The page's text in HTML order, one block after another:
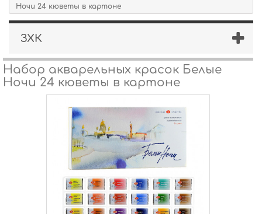
Ночи 24 кюветы в картоне
ЗХК
Набор акварельных красок Белые
Ночи 24 кюветы в картоне